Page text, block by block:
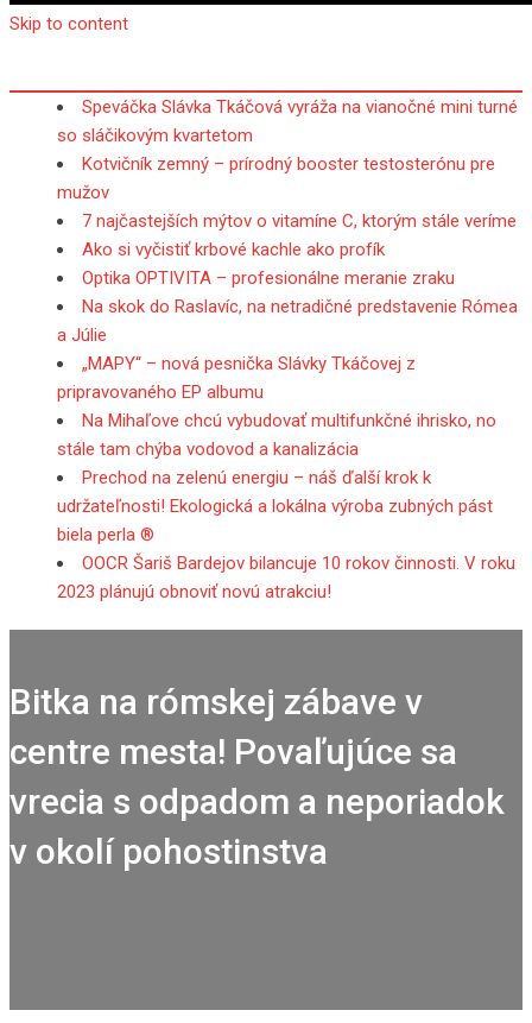
Skip to content
Speváčka Slávka Tkáčová vyráža na vianočné mini turné
so sláčikovým kvartetom
Kotvičník zemný – prírodný booster testosterónu pre
mužov
7 najčastejších mýtov o vitamíne C, ktorým stále veríme
Ako si vyčistiť krbové kachle ako profík
Optika OPTIVITA – profesionálne meranie zraku
Na skok do Raslavíc, na netradičné predstavenie Rómea
a Júlie
„MAPY“ – nová pesnička Slávky Tkáčovej z
pripravovaného EP albumu
Na Mihaľove chcú vybudovať multifunkčné ihrisko, no
stále tam chýba vodovod a kanalizácia
Prechod na zelenú energiu – náš ďalší krok k
udržateľnosti! Ekologická a lokálna výroba zubných pást
biela perla ®
OOCR Šariš Bardejov bilancuje 10 rokov činnosti. V roku
2023 plánujú obnoviť novú atrakciu!
Bitka na rómskej zábave v
centre mesta! Povaľujúce sa
vrecia s odpadom a neporiadok
v okolí pohostinstva